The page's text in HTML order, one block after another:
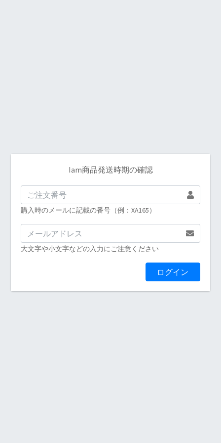
Iam商品発送時期の確認
購入時のメールに記載の番号️（例：XA165）
大文字や小文字などの入力にご注意ください
ログイン